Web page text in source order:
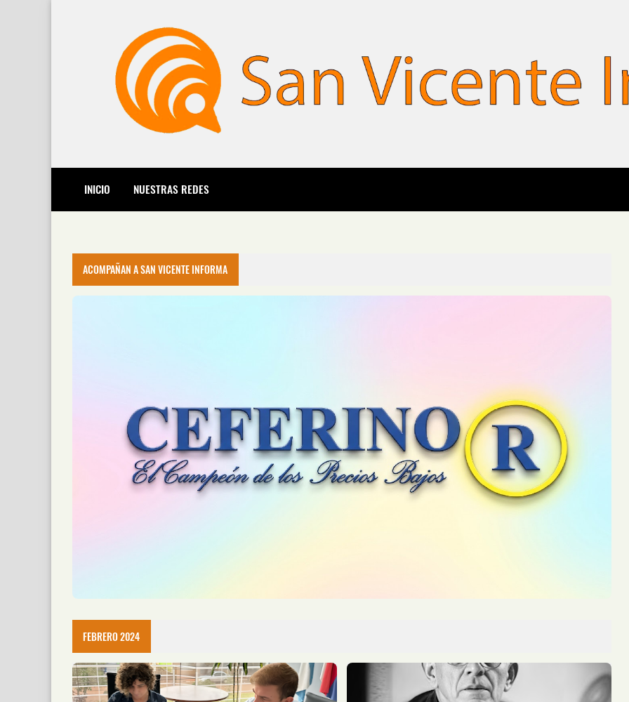
INICIO NUESTRAS REDES
ACOMPAÑAN A SAN VICENTE INFORMA
FEBRERO 2024